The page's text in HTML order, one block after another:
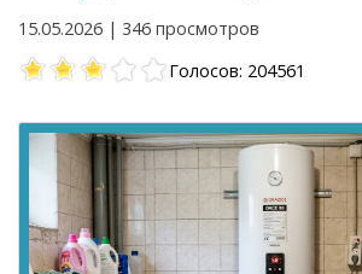
15.05.2026 | 346 просмотров
Голосов: 204561